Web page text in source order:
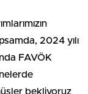
2024 yılı
FAVÖK
bekliyoruz